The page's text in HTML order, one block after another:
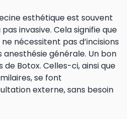
esthétique est souvent
invasive. Cela signifie que
nécessitent pas d’incisions
anesthésie générale. Un bon
de Botox. Celles-ci, ainsi que
se font
externe, sans besoin